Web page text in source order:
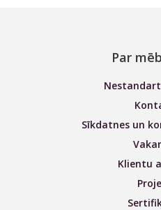
Par
Sīkdatnes un
Klientu